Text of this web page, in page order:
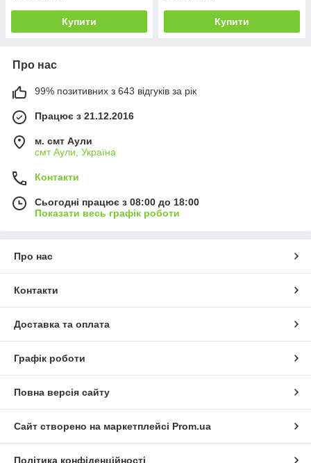
Купити Купити
Про нас
99% позитивних з 643 відгуків за рік
Працює з 21.12.2016
м. смт Аули
смт Аули, Україна
Контакти
Сьогодні працює з 08:00 до 18:00
Показати весь графік роботи
Про нас
Контакти
Доставка та оплата
Графік роботи
Повна версія сайту
Сайт створено на маркетплейсі Prom.ua
Політика конфіденційності